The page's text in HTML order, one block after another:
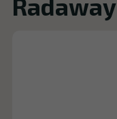
Radaway